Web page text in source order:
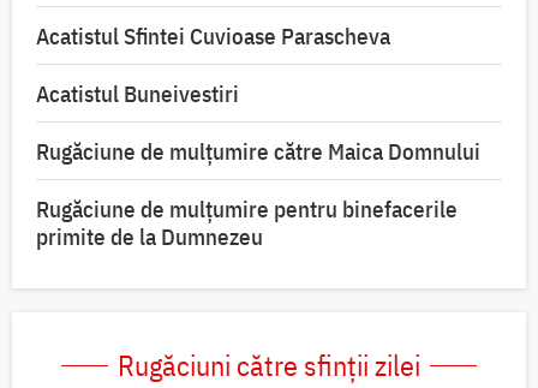
Acatistul Sfintei Cuvioase Parascheva
Acatistul Buneivestiri
Rugăciune de mulţumire către Maica Domnului
Rugăciune de mulțumire pentru binefacerile
primite de la Dumnezeu
Rugăciuni către sfinții zilei